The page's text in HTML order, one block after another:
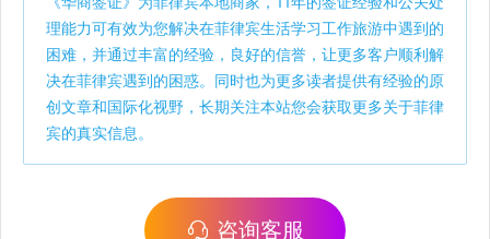
理能力可有效为您解决在菲律宾生活学习工作旅游中遇到的
困难，并通过丰富的经验，良好的信誉，让更多客户顺利解
决在菲律宾遇到的困惑。同时也为更多读者提供有经验的原
创文章和国际化视野，长期关注本站您会获取更多关于菲律
宾的真实信息。
咨询客服